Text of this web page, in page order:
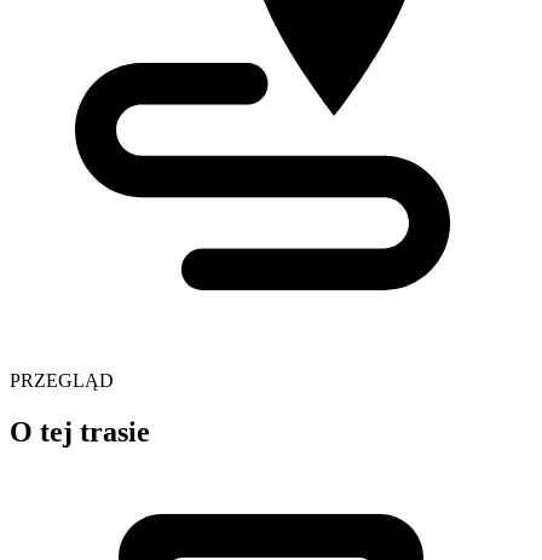
PRZEGLĄD
O tej trasie